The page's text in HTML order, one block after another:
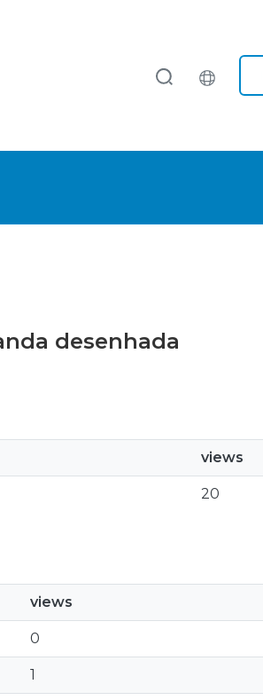
desenhada
views
20
views
0
1